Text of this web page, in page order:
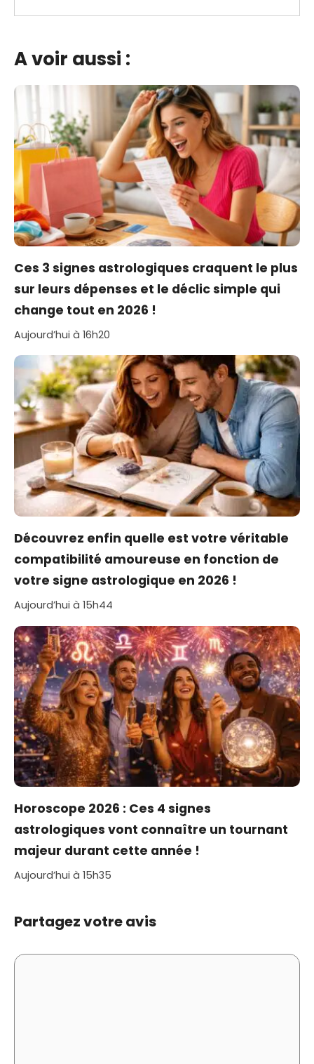
A voir aussi :
Ces 3 signes astrologiques craquent le plus
sur leurs dépenses et le déclic simple qui
change tout en 2026 !
Aujourd’hui à 16h20
Découvrez enfin quelle est votre véritable
compatibilité amoureuse en fonction de
votre signe astrologique en 2026 !
Aujourd’hui à 15h44
Horoscope 2026 : Ces 4 signes
astrologiques vont connaître un tournant
majeur durant cette année !
Aujourd’hui à 15h35
Partagez votre avis
Commentaire